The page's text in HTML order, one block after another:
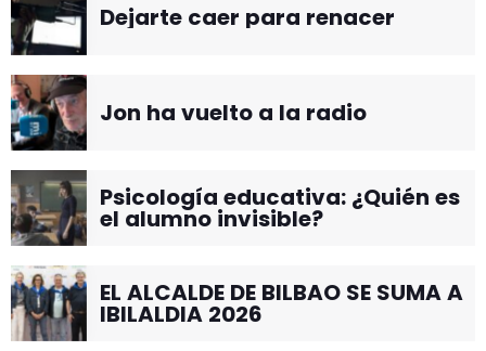
Dejarte caer para renacer
Jon ha vuelto a la radio
Psicología educativa: ¿Quién es
el alumno invisible?
EL ALCALDE DE BILBAO SE SUMA A
IBILALDIA 2026